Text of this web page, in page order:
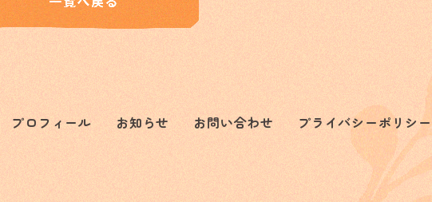
プロフィール お知らせ お問い合わせ プライバシーポリシー